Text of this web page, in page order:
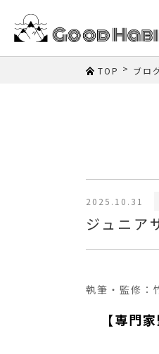
TOP > ブロ
2025.10.31
ジュニア
執筆・監修：
【専門